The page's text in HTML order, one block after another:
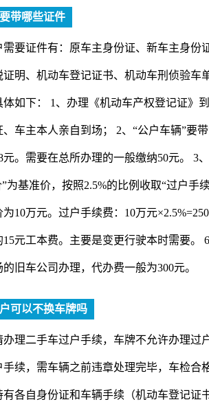
带哪些证件
要证件有：原车主身份证、新车主身份
明、机动车登记证书、机动车刑侦验车
体如下： 1、办理《机动车产权登记证》
、车主本人亲自到场； 2、“公户车辆”要
元。需要在总所办理的一般缴纳50元。 3
为基准价，按照2.5%的比例收取“过户手
为10万元。过户手续费：10万元
15元工本费。主要是变更行驶本时需要。
旧车公司办理，代办费一般为300元。
可以不换车牌吗
理二手车过户手续，车牌不允许办理过户
续，需车辆之前违章处理完毕，车检合格
有各自身份证和车辆手续（机动车登记证